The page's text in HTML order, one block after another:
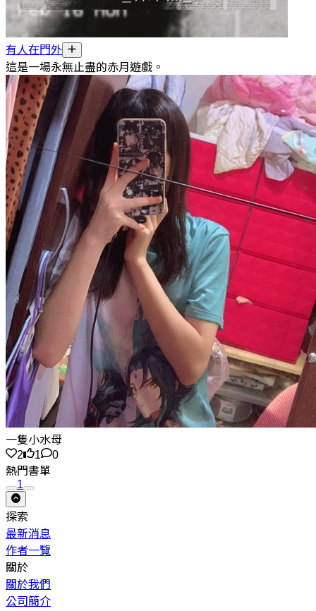
有人在門外
這是一場永無止盡的赤月遊戲。
一隻小水母
2
1
0
熱門書單
1
探索
最新消息
作者一覽
關於
關於我們
公司簡介